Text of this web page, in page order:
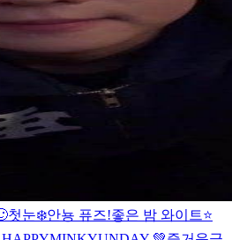
첫눈❄️안뇽 퓨즈!좋은 밤 와이트⭐️